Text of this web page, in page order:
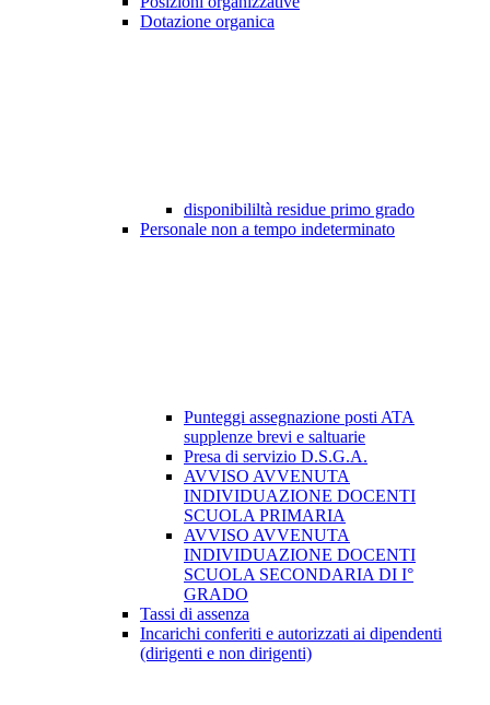
Dotazione organica
disponibililtà residue primo grado
Personale non a tempo indeterminato
Punteggi assegnazione posti ATA
supplenze brevi e saltuarie
Presa di servizio D.S.G.A.
AVVISO AVVENUTA
INDIVIDUAZIONE DOCENTI
SCUOLA PRIMARIA
AVVISO AVVENUTA
INDIVIDUAZIONE DOCENTI
SCUOLA SECONDARIA DI I°
GRADO
Tassi di assenza
Incarichi conferiti e autorizzati ai dipendenti
(dirigenti e non dirigenti)